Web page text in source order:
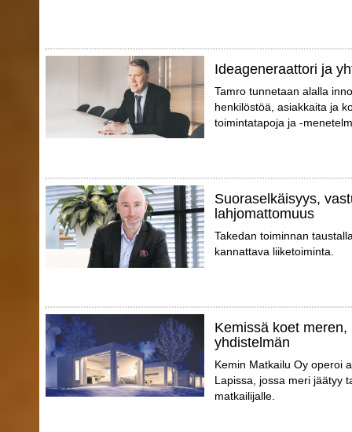
Ideageneraattori ja
Tamro tunnetaan alalla
henkilöstöä, asiakkaita ja
toimintatapoja ja -
Suoraselkäisyys,
lahjomattomuus
Takedan toiminnan
kannattava liiketoiminta.
Kemissä koet
yhdistelmän
Kemin Matkailu Oy operoi
Lapissa, jossa meri jäätyy
matkailijalle.